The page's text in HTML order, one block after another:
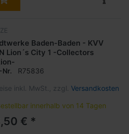
Baden-Baden - KVV
Lion´s City 1 -Collectors
R75836
inkl. MwSt., zzgl. Versandkosten
innerhalb von 14 Tagen
€ *